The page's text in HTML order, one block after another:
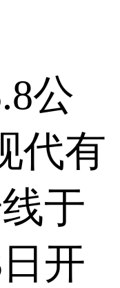
公
代有
于
开